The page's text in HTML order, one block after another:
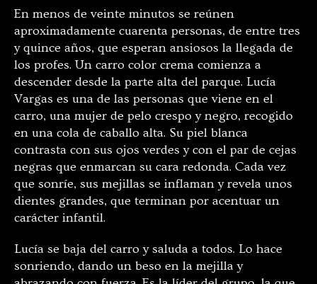
En menos de veinte minutos se reúnen
aproximadamente cuarenta personas, de entre tres
y quince años, que esperan ansiosos la llegada de
los profes. Un carro color crema comienza a
descender desde la parte alta del parque. Lucía
Vargas es una de las personas que viene en el
carro, una mujer de pelo crespo y negro, recogido
en una cola de caballo alta. Su piel blanca
contrasta con sus ojos verdes y con el par de cejas
negras que enmarcan su cara redonda. Cada vez
que sonríe, sus mejillas se inflaman y revela unos
dientes grandes, que terminan por acentuar un
carácter infantil.
Lucía se baja del carro y saluda a todos. Lo hace
sonriendo, dando un beso en la mejilla y